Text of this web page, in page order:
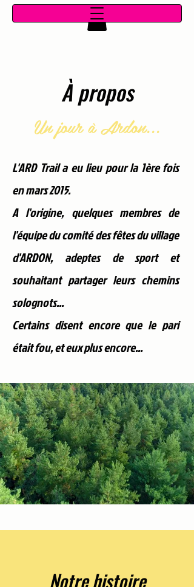
À propos
Un jour à Ardon...
L'ARD Trail a eu lieu pour la 1ère fois
en mars 2015.
A l'origine, quelques membres de
l'équipe du comité des fêtes du village
d'ARDON, adeptes de sport et
souhaitant partager leurs chemins
solognots...
Certains disent encore que le pari
était fou, et eux plus encore...
Notre histoire